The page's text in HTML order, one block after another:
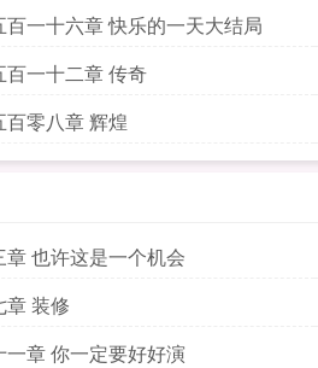
百一十六章 快乐的一天大结局
百一十二章 传奇
百零八章 辉煌
章 也许这是一个机会
章 装修
一章 你一定要好好演